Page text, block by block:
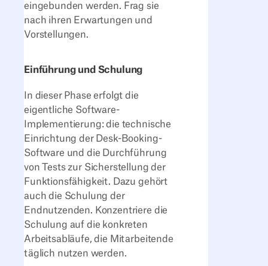
eingebunden werden. Frag sie
nach ihren Erwartungen und
Vorstellungen.
Einführung und Schulung
In dieser Phase erfolgt die
eigentliche Software-
Implementierung: die technische
Einrichtung der Desk-Booking-
Software und die Durchführung
von Tests zur Sicherstellung der
Funktionsfähigkeit. Dazu gehört
auch die Schulung der
Endnutzenden. Konzentriere die
Schulung auf die konkreten
Arbeitsabläufe, die Mitarbeitende
täglich nutzen werden.